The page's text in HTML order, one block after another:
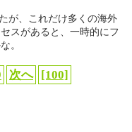
が、これだけ多くの海外
スがあると、一時的にフ
。
次へ [100]